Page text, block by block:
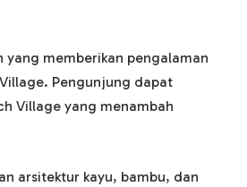
yang memberikan pengalaman
Pengunjung dapat
Village yang menambah
arsitektur kayu, bambu, dan